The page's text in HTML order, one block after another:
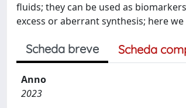
fluids; they can be used as
excess or aberrant synthesis; here
Scheda breve Scheda
Anno
2023